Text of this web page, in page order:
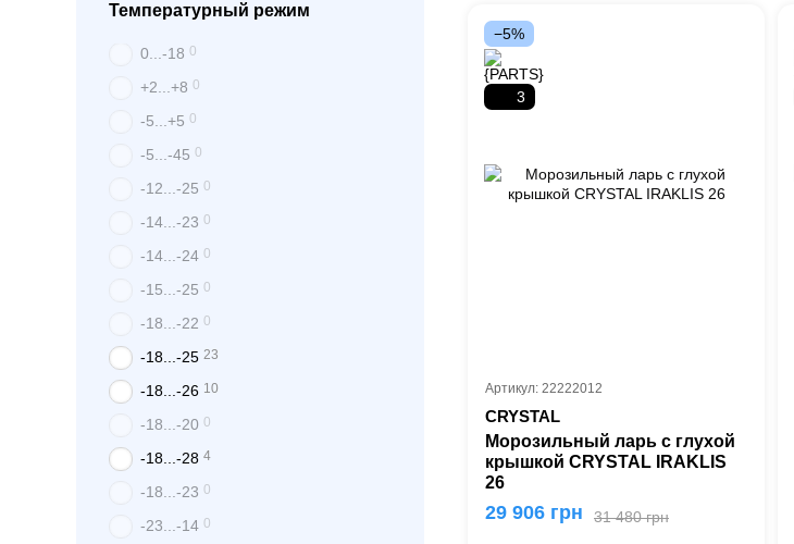
−5%
3
Артикул: 22222012
CRYSTAL
Морозильный ларь с глухой
крышкой CRYSTAL IRAKLIS
26
31 480 грн
29 906 грн
Температурный режим
0...-18 0
+2...+8 0
-5...+5 0
-5...-45 0
-12...-25 0
-14...-23 0
-14...-24 0
-15...-25 0
-18...-22 0
-18...-25 23
-18...-26 10
-18...-20 0
-18...-28 4
-18...-23 0
-23...-14 0